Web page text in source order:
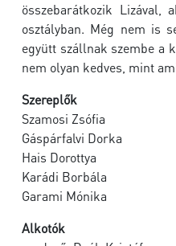
összebarátkozik Lizával,
osztályban. Még nem is
együtt szállnak szembe a
nem olyan kedves, mint
Szereplők
Szamosi Zsófia
Gáspárfalvi Dorka
Hais Dorottya
Karádi Borbála
Garami Mónika
Alkotók